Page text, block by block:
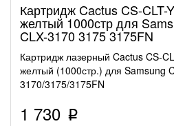
Картридж Cactus CS-CLT-
желтый 1000стр для
CLX-3170 3175 3175FN
Картридж лазерный Cactus CS-
желтый (1000стр.) для Samsung
3170/3175/3175FN
1 730 p